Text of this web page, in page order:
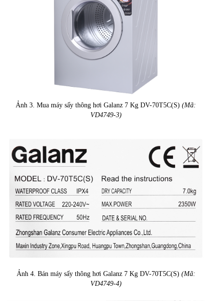
Ảnh 3. Mua máy sấy thông hơi Galanz 7 Kg DV-70T5C(S) (Mã:
VD4749-3)
Ảnh 4. Bán máy sấy thông hơi Galanz 7 Kg DV-70T5C(S) (Mã:
VD4749-4)